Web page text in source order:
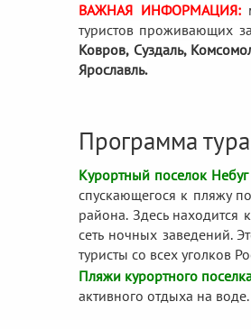
ВАЖНАЯ ИНФОРМАЦИЯ:
туристов проживающих
Ковров, Суздаль,
Ярославль.
Программа тура
Курортный поселок Небуг
спускающегося к пляжу
района. Здесь
сеть ночных заведений.
туристы со всех уголков
Пляжи курортного
активного отдыха на воде.